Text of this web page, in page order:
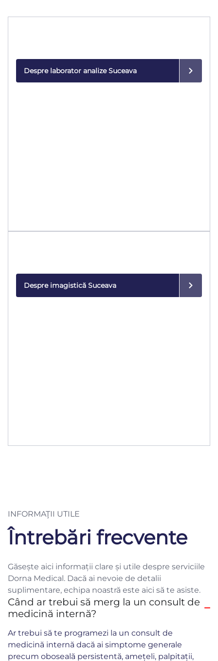
Despre laborator analize Suceava
Despre imagistică Suceava
INFORMAŢII UTILE
Întrebări frecvente
Găsește aici informații clare și utile despre serviciile
Dorna Medical. Dacă ai nevoie de detalii
suplimentare, echipa noastră este aici să te asiste.
Când ar trebui să merg la un consult de
medicină internă?
Ar trebui să te programezi la un consult de
medicină internă dacă ai simptome generale
precum oboseală persistentă, amețeli, palpitații,